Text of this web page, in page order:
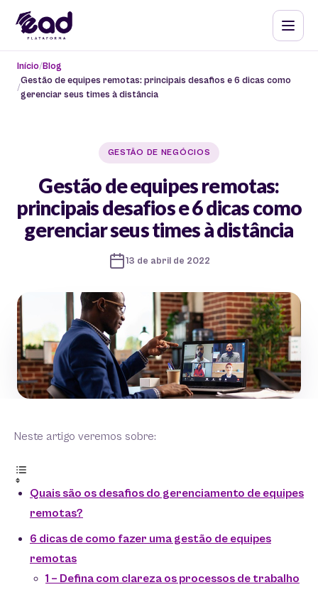
Início Blog
Gestão de equipes remotas: principais desafios e 6 dicas como
gerenciar seus times à distância
GESTÃO DE NEGÓCIOS
Gestão de equipes remotas:
principais desafios e 6 dicas como
gerenciar seus times à distância
13 de abril de 2022
Neste artigo veremos sobre:
Quais são os desafios do gerenciamento de equipes
remotas?
6 dicas de como fazer uma gestão de equipes
remotas
1 – Defina com clareza os processos de trabalho